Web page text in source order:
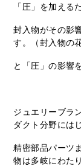
「圧」を加える
封入物がその影
す。（封入物の
と「圧」の影響
ジュエリーブラ
ダクト分野には
精密部品パーツ
物は多岐にわた